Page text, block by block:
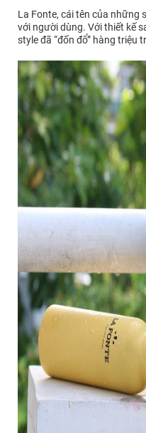
La Fonte, cái tên của những
với người dùng. Với thiết kế
style đã “đốn đổ” hàng triệu